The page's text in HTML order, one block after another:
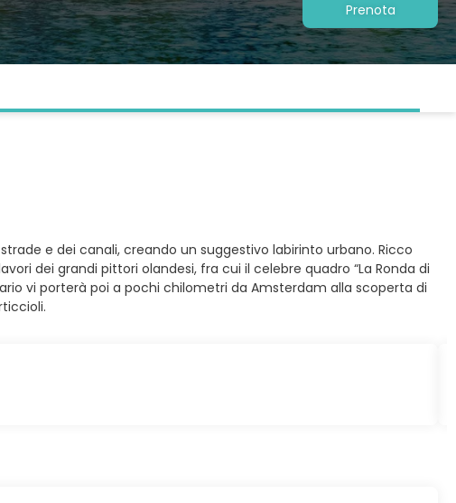
Prenota
e dei canali, creando un suggestivo labirinto urbano. Ricco
dei grandi pittori olandesi, fra cui il celebre quadro “La Ronda di
vi porterà poi a pochi chilometri da Amsterdam alla scoperta di